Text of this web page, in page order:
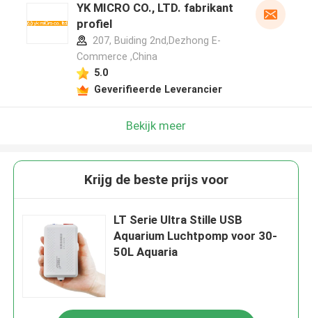
YK MICRO CO., LTD. fabrikant
profiel
207, Buiding 2nd,Dezhong E-
Commerce ,China
5.0
Geverifieerde Leverancier
Bekijk meer
Krijg de beste prijs voor
LT Serie Ultra Stille USB
Aquarium Luchtpomp voor 30-
50L Aquaria